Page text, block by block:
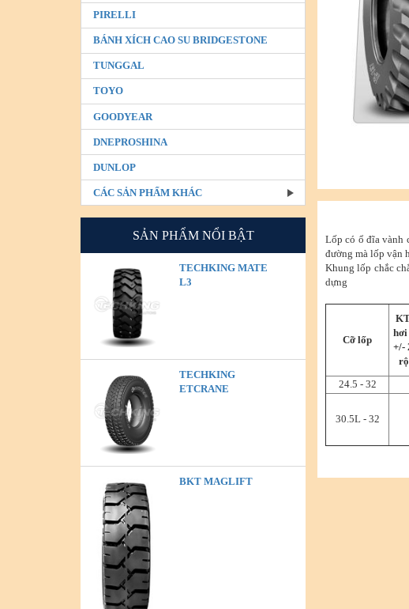
PIRELLI
BÁNH XÍCH CAO SU BRIDGESTONE
TUNGGAL
TOYO
GOODYEAR
DNEPROSHINA
DUNLOP
CÁC SẢN PHẨM KHÁC
SẢN PHẨM NỔI BẬT
TECHKING MATE
L3
TECHKING
ETCRANE
BKT MAGLIFT
Lốp có ổ đĩa vành
đường mà lốp vận
Khung lốp chắc
dựng
Cỡ lốp
hơi
+/-
24.5 - 32
30.5L - 32